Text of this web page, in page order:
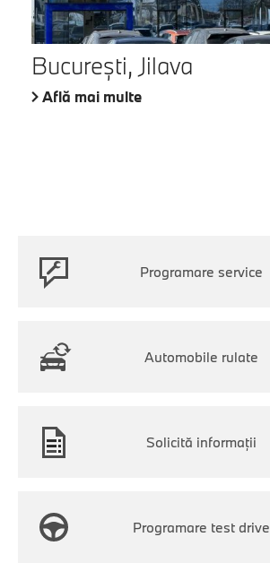
București, Jilava
Află mai multe
Programare service
Automobile rulate
Solicită informaţii
Programare test drive